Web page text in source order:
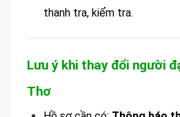
thanh tra, kiểm tra.
Lưu ý khi thay đổi người
Thơ